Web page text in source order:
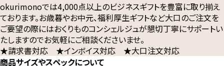
okurimonoでは4,000点以上のビジネスギフトを豊富に取り揃え
ております。お歳暮やお中元、福利厚生ギフトなど大口のご注文を
ご要望の際にはおくりものコンシェルジュが懇切丁寧にサポートい
たしますのでお気軽にご相談くださいませ。
★請求書対応 ★インボイス対応 ★大口注文対応
商品サイズやスペックについて